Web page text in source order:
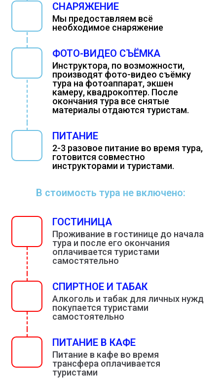
СНАРЯЖЕНИЕ
Мы предоставляем всё
необходимое снаряжение
ФОТО-ВИДЕО СЪЁМКА
Инструктора, по возможности,
производят фото-видео съёмку
тура на фотоаппарат, экшен
камеру, квадрокоптер. После
окончания тура все снятые
материалы отдаются туристам.
ПИТАНИЕ
2-3 разовое питание во время тура,
готовится совместно
инструкторами и туристами.
В стоимость тура не включено:
ГОСТИНИЦА
Проживание в гостинице до начала
тура и после его окончания
оплачивается туристами
самостятельно
СПИРТНОЕ И ТАБАК
Алкоголь и табак для личных нужд
покупается туристами
самостоятельно
ПИТАНИЕ В КАФЕ
Питание в кафе во время
трансфера оплачивается
туристами